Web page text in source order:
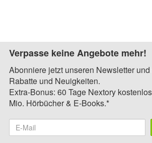
Verpasse keine Angebote mehr!
Abonniere jetzt unseren Newsletter
Rabatte und Neuigkeiten.
Extra-Bonus: 60 Tage Nextory
Mio. Hörbücher & E-Books.*